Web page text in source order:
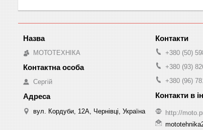
МОТОТЕХНІКА
Сергій
вул. Кордуби, 12А, Чернівці, Україна
+380 (50)
+380 (93)
+380 (96)
http://